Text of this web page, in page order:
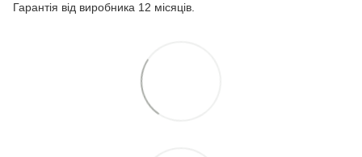
Гарантія від виробника 12 місяців.